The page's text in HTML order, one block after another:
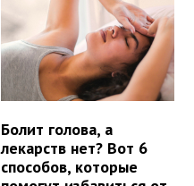
Болит голова, а
лекарств нет? Вот 6
способов, которые